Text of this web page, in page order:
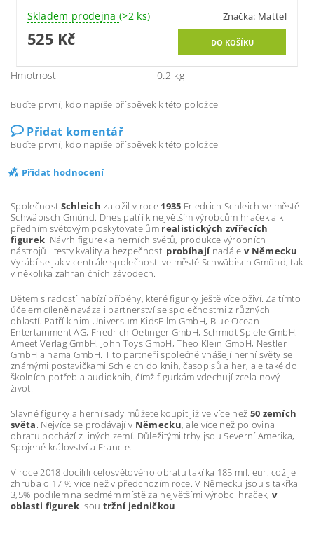
Skladem prodejna (>2 ks) Značka: Mattel
525 Kč
Hmotnost 0.2 kg
Buďte první, kdo napíše příspěvek k této položce.
Přidat komentář
Buďte první, kdo napíše příspěvek k této položce.
Přidat hodnocení
Společnost Schleich založil v roce 1935 Friedrich Schleich ve městě
Schwäbisch Gmünd. Dnes patří k největším výrobcům hraček a k
předním světovým poskytovatelům realistických zvířecích
figurek. Návrh figurek a herních světů, produkce výrobních
nástrojů i testy kvality a bezpečnosti probíhajínadále v Německu.
Vyrábí se jak v centrále společnosti ve městě Schwäbisch Gmünd, tak
v několika zahraničních závodech.
Dětem s radostí nabízí příběhy, které figurky ještě více oživí. Za tímto
účelem cíleně navázali partnerství se společnostmi z různých
oblastí. Patří k nim Universum KidsFilm GmbH, Blue Ocean
Entertainment AG, Friedrich Oetinger GmbH, Schmidt Spiele GmbH,
Ameet.Verlag GmbH, John Toys GmbH, Theo Klein GmbH, Nestler
GmbH a hama GmbH. Tito partneři společně vnášejí herní světy se
známými postavičkami Schleich do knih, časopisů a her, ale také do
školních potřeb a audioknih, čímž figurkám vdechují zcela nový
život.
Slavné figurky a herní sady můžete koupit již ve více než 50 zemích
světa. Nejvíce se prodávají v Německu, ale více než polovina
obratu pochází z jiných zemí. Důležitými trhy jsou Severní Amerika,
Spojené království a Francie.
V roce 2018 docílili celosvětového obratu takřka 185 mil. eur, což je
zhruba o 17 % více než v předchozím roce. V Německu jsou s takřka
3,5% podílem na sedmém místě za největšími výrobci hraček, v
oblasti figurek jsou tržní jedničkou.